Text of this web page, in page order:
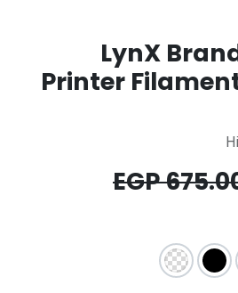
LynX
Printer
EGP